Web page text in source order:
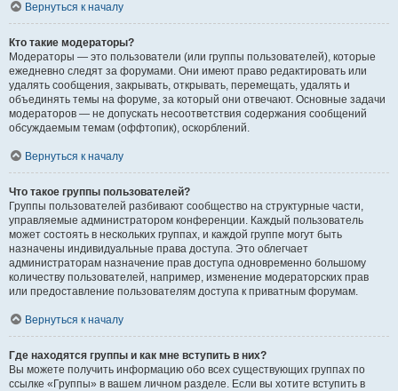
Вернуться к началу
Кто такие модераторы?
Модераторы — это пользователи (или группы пользователей), которые
ежедневно следят за форумами. Они имеют право редактировать или
удалять сообщения, закрывать, открывать, перемещать, удалять и
объединять темы на форуме, за который они отвечают. Основные задачи
модераторов — не допускать несоответствия содержания сообщений
обсуждаемым темам (оффтопик), оскорблений.
Вернуться к началу
Что такое группы пользователей?
Группы пользователей разбивают сообщество на структурные части,
управляемые администратором конференции. Каждый пользователь
может состоять в нескольких группах, и каждой группе могут быть
назначены индивидуальные права доступа. Это облегчает
администраторам назначение прав доступа одновременно большому
количеству пользователей, например, изменение модераторских прав
или предоставление пользователям доступа к приватным форумам.
Вернуться к началу
Где находятся группы и как мне вступить в них?
Вы можете получить информацию обо всех существующих группах по
ссылке «Группы» в вашем личном разделе. Если вы хотите вступить в